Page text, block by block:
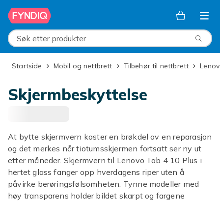
Hopp til hovedinnhold
Søk etter produkter
Startside Mobil og nettbrett Tilbehør til nettbrett
Skjermbeskyttelse
At bytte skjermvern koster en brøkdel av en reparasjon
og det merkes når tiotumsskjermen fortsatt ser ny ut
etter måneder. Skjermvern til Lenovo Tab 4 10 Plus i
hertet glass fanger opp hverdagens riper uten å
påvirke berøringsfølsomheten. Tynne modeller med
høy transparens holder bildet skarpt og fargene